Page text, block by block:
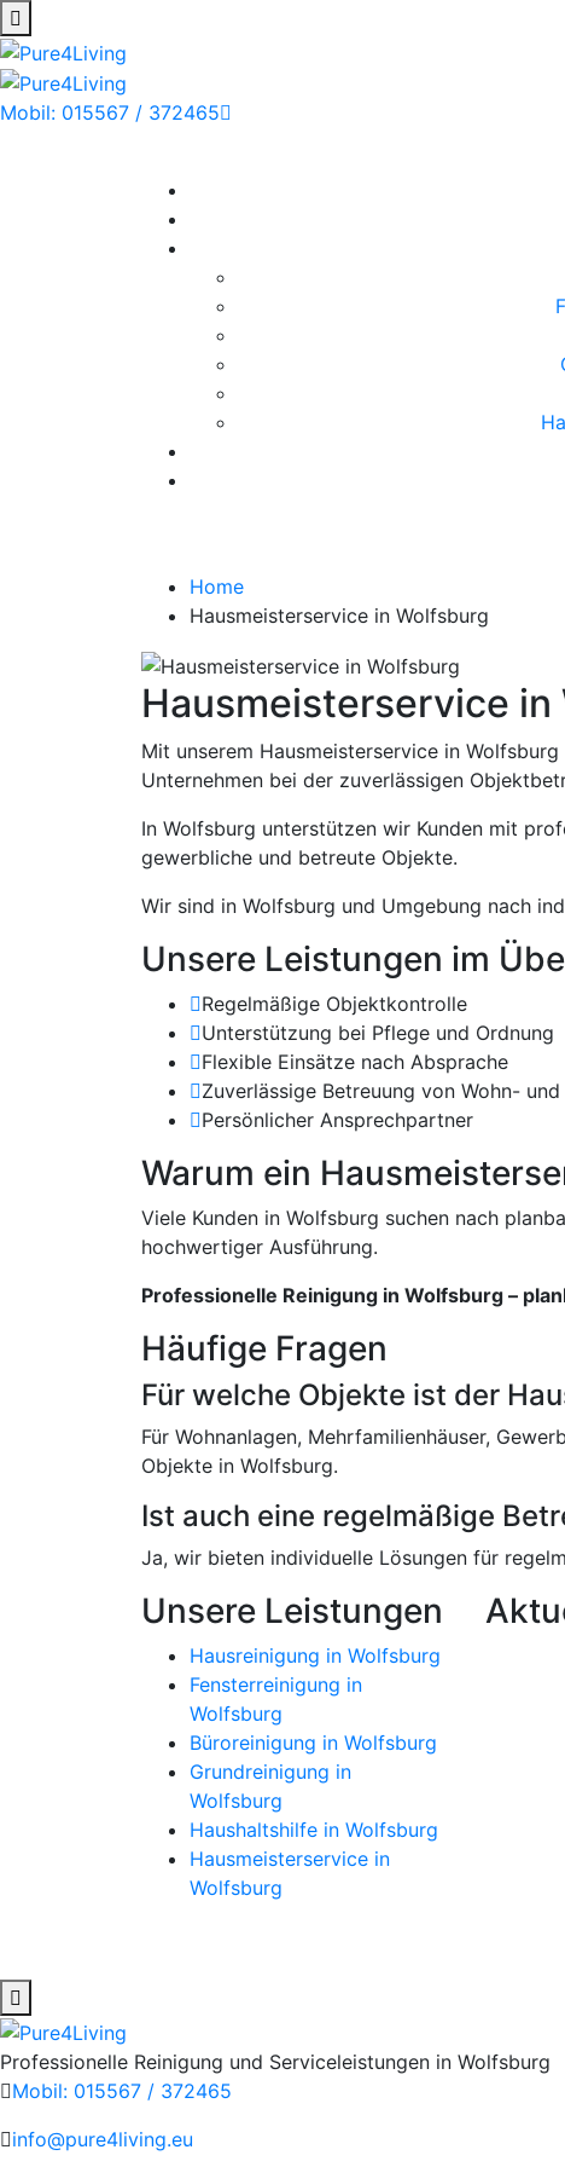
Mobil: 015567 / 372465
Home
Hausmeisterservice in Wolfsburg
Hausmeisterservice in
Mit unserem Hausmeisterservice in
Unternehmen bei der zuverlässigen
In Wolfsburg unterstützen wir Kunden mit
gewerbliche und betreute Objekte.
Wir sind in Wolfsburg und Umgebung nach
Unsere Leistungen im
Regelmäßige Objektkontrolle
Unterstützung bei Pflege und Ordnung
Flexible Einsätze nach Absprache
Zuverlässige Betreuung von Wohn-
Persönlicher Ansprechpartner
Warum ein
Viele Kunden in Wolfsburg suchen nach
hochwertiger Ausführung.
Professionelle Reinigung in Wolfsburg –
Häufige Fragen
Für welche Objekte ist der
Für Wohnanlagen, Mehrfamilienhäuser,
Objekte in Wolfsburg.
Ist auch eine regelmäßige
Ja, wir bieten individuelle Lösungen für
Unsere Leistungen
Hausreinigung in Wolfsburg
Fensterreinigung in
Wolfsburg
Büroreinigung in Wolfsburg
Grundreinigung in
Wolfsburg
Haushaltshilfe in Wolfsburg
Hausmeisterservice in
Wolfsburg
Professionelle Reinigung und Serviceleistungen in Wolfsburg
Mobil: 015567 / 372465
info@pure4living.eu